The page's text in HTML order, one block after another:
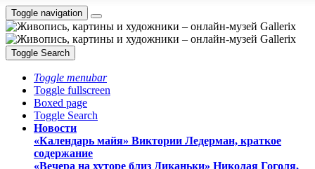
Toggle navigation
Toggle Search
Toggle menubar
Toggle fullscreen
Boxed page
Toggle Search
Новости
«Календарь майя» Виктории Ледерман, краткое
содержание
«Вечера на хуторе близ Диканьки» Николая Гоголя,